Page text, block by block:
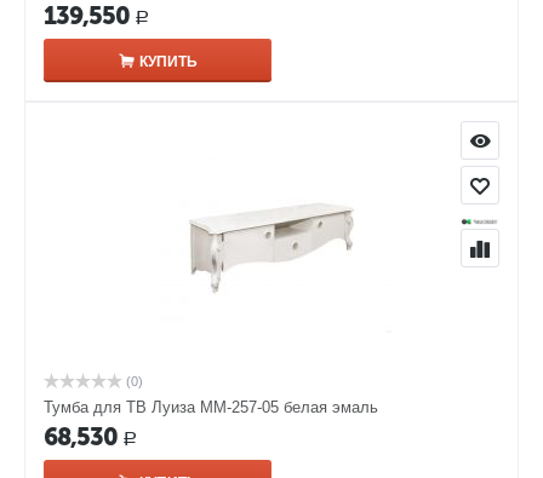
139,550 Р
КУПИТЬ
(0)
Тумба для ТВ Луиза ММ-257-05 белая эмаль
68,530 Р